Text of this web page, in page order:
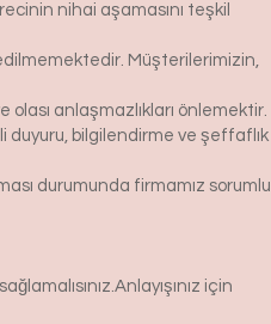
nihai aşamasını teşkil
Müşterilerimizin,
anlaşmazlıkları önlemektir.
duyuru, bilgilendirme ve şeffaflık
durumunda firmamız sorumlu
için